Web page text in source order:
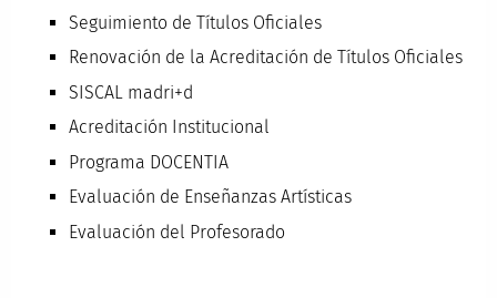
Seguimiento de Títulos Oficiales
Renovación de la Acreditación de Títulos Oficiales
SISCAL madri+d
Acreditación Institucional
Programa DOCENTIA
Evaluación de Enseñanzas Artísticas
Evaluación del Profesorado